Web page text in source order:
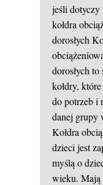
jeśli dotyczy
kołdra
dorosłych
dorosłych to
kołdry,
do potrzeb i
danej grupy
Kołdra
dzieci jest
myślą o
wieku. Mają